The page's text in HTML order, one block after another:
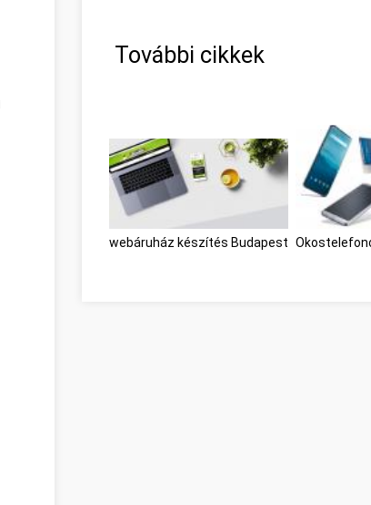
További cikkek
webáruház készítés Budapest